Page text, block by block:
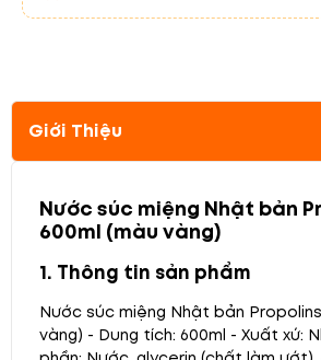
Giới Thiệu
Nước súc miệng Nhật bản
600ml (màu vàng)
1. Thông tin sản phẩm
Nước súc miệng Nhật bản
vàng) - Dung tích: 600ml - Xuất xứ: